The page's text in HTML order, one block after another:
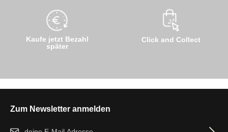
Kaufe jetzt Bezahl
später
Click and Collect
Zum Newsletter anmelden
E-Mail-Adresse*